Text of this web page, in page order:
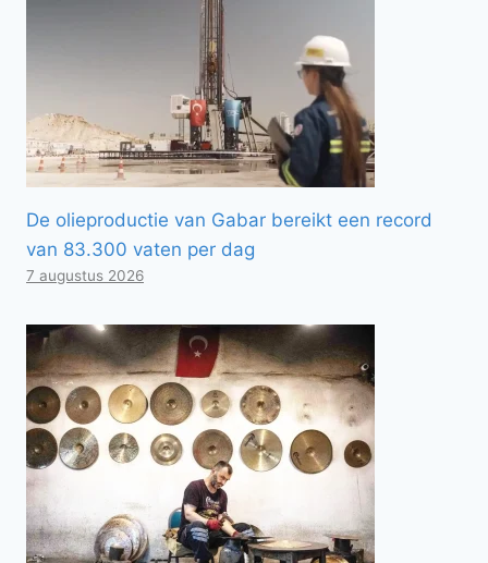
De olieproductie van Gabar bereikt een record
van 83.300 vaten per dag
7 augustus 2026